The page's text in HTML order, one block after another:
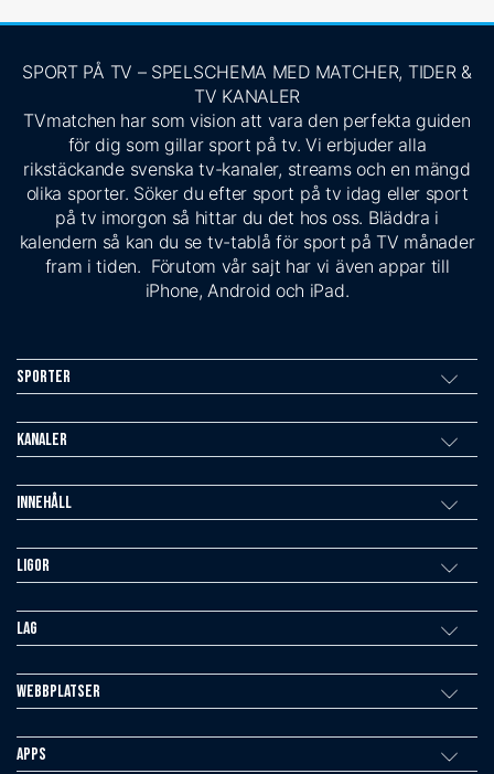
SPORT PÅ TV – SPELSCHEMA MED MATCHER, TIDER &
TV KANALER
TVmatchen har som vision att vara den perfekta guiden
för dig som gillar sport på tv. Vi erbjuder alla
rikstäckande svenska tv-kanaler, streams och en mängd
olika sporter. Söker du efter sport på tv idag eller sport
på tv imorgon så hittar du det hos oss. Bläddra i
kalendern så kan du se tv-tablå för sport på TV månader
fram i tiden. Förutom vår sajt har vi även appar till
iPhone, Android och iPad.
Sporter
Kanaler
Innehåll
Ligor
Lag
Webbplatser
Apps